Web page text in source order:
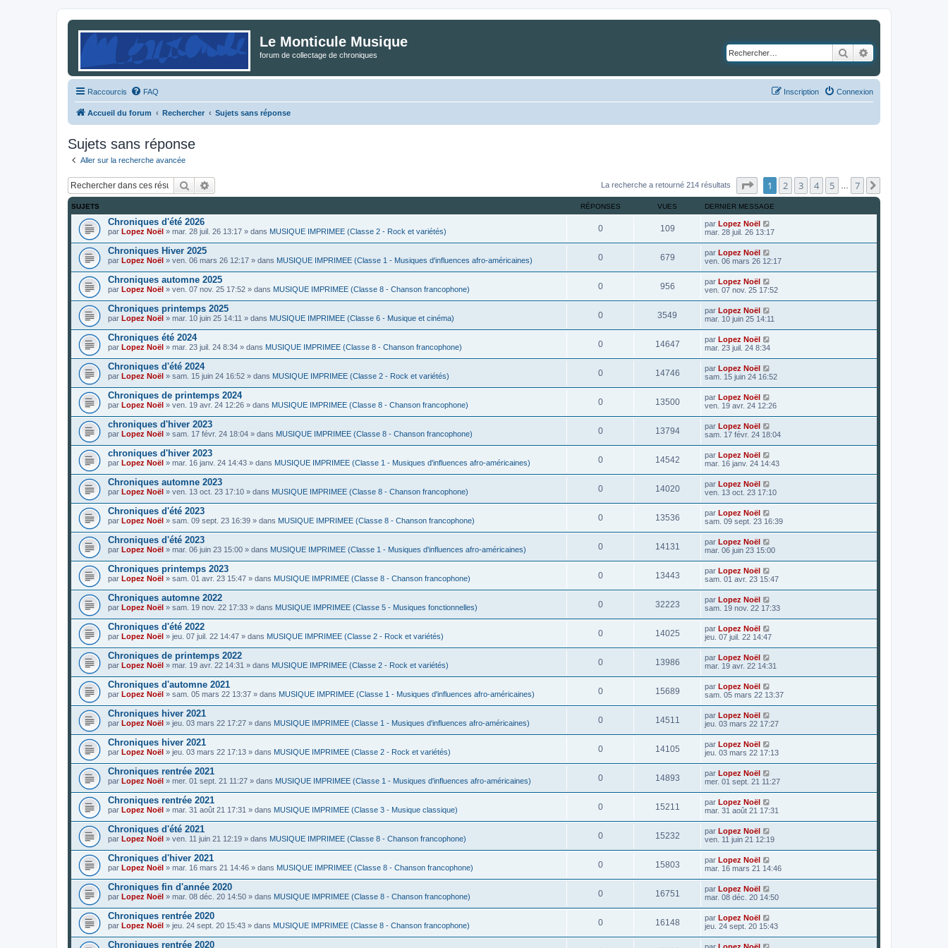
Le Monticule Musique
forum de collectage de chroniques Rechercher
Raccourcis FAQ Connexion
Inscription
Accueil du forum Rechercher Sujets sans réponse
Sujets sans réponse
Aller sur la recherche avancée
Rechercher La recherche a retourné 214 résultats Page sur 7
1 2 3 4 5 7
SUJETS RÉPONSES VUES DERNIER MESSAGE
Chroniques d'été 2026
par Lopez Noël » mar. 28 juil. 26 13:17 » dans MUSIQUE IMPRIMEE (Classe 2 - Rock et variétés) 0 109 par Lopez Noël
mar. 28 juil. 26 13:17
Chroniques Hiver 2025
par Lopez Noël » ven. 06 mars 26 12:17 » dans MUSIQUE IMPRIMEE (Classe 1 - Musiques d'influences afro-américaines) 0 679 par Lopez Noël
ven. 06 mars 26 12:17
Chroniques automne 2025
par Lopez Noël » ven. 07 nov. 25 17:52 » dans MUSIQUE IMPRIMEE (Classe 8 - Chanson francophone) 0 956 par Lopez Noël
ven. 07 nov. 25 17:52
Chroniques printemps 2025
par Lopez Noël » mar. 10 juin 25 14:11 » dans MUSIQUE IMPRIMEE (Classe 6 - Musique et cinéma) 0 3549 par Lopez Noël
mar. 10 juin 25 14:11
Chroniques été 2024
par Lopez Noël » mar. 23 juil. 24 8:34 » dans MUSIQUE IMPRIMEE (Classe 8 - Chanson francophone) 0 14647 par Lopez Noël
mar. 23 juil. 24 8:34
Chroniques d'été 2024
par Lopez Noël » sam. 15 juin 24 16:52 » dans MUSIQUE IMPRIMEE (Classe 2 - Rock et variétés) 0 14746 par Lopez Noël
sam. 15 juin 24 16:52
Chroniques de printemps 2024
par Lopez Noël » ven. 19 avr. 24 12:26 » dans MUSIQUE IMPRIMEE (Classe 8 - Chanson francophone) 0 13500 par Lopez Noël
ven. 19 avr. 24 12:26
chroniques d'hiver 2023
par Lopez Noël » sam. 17 févr. 24 18:04 » dans MUSIQUE IMPRIMEE (Classe 8 - Chanson francophone) 0 13794 par Lopez Noël
sam. 17 févr. 24 18:04
chroniques d'hiver 2023
par Lopez Noël » mar. 16 janv. 24 14:43 » dans MUSIQUE IMPRIMEE (Classe 1 - Musiques d'influences afro-américaines) 0 14542 par Lopez Noël
mar. 16 janv. 24 14:43
Chroniques automne 2023
par Lopez Noël » ven. 13 oct. 23 17:10 » dans MUSIQUE IMPRIMEE (Classe 8 - Chanson francophone) 0 14020 par Lopez Noël
ven. 13 oct. 23 17:10
Chroniques d'été 2023
par Lopez Noël » sam. 09 sept. 23 16:39 » dans MUSIQUE IMPRIMEE (Classe 8 - Chanson francophone) 0 13536 par Lopez Noël
sam. 09 sept. 23 16:39
Chroniques d'été 2023
par Lopez Noël » mar. 06 juin 23 15:00 » dans MUSIQUE IMPRIMEE (Classe 1 - Musiques d'influences afro-américaines) 0 14131 par Lopez Noël
mar. 06 juin 23 15:00
Chroniques printemps 2023
par Lopez Noël » sam. 01 avr. 23 15:47 » dans MUSIQUE IMPRIMEE (Classe 8 - Chanson francophone) 0 13443 par Lopez Noël
sam. 01 avr. 23 15:47
Chroniques automne 2022
par Lopez Noël » sam. 19 nov. 22 17:33 » dans MUSIQUE IMPRIMEE (Classe 5 - Musiques fonctionnelles) 0 32223 par Lopez Noël
sam. 19 nov. 22 17:33
Chroniques d'été 2022
par Lopez Noël » jeu. 07 juil. 22 14:47 » dans MUSIQUE IMPRIMEE (Classe 2 - Rock et variétés) 0 14025 par Lopez Noël
jeu. 07 juil. 22 14:47
Chroniques de printemps 2022
par Lopez Noël » mar. 19 avr. 22 14:31 » dans MUSIQUE IMPRIMEE (Classe 2 - Rock et variétés) 0 13986 par Lopez Noël
mar. 19 avr. 22 14:31
Chroniques d'automne 2021
par Lopez Noël » sam. 05 mars 22 13:37 » dans MUSIQUE IMPRIMEE (Classe 1 - Musiques d'influences afro-américaines) 0 15689 par Lopez Noël
sam. 05 mars 22 13:37
Chroniques hiver 2021
par Lopez Noël » jeu. 03 mars 22 17:27 » dans MUSIQUE IMPRIMEE (Classe 1 - Musiques d'influences afro-américaines) 0 14511 par Lopez Noël
jeu. 03 mars 22 17:27
Chroniques hiver 2021
par Lopez Noël » jeu. 03 mars 22 17:13 » dans MUSIQUE IMPRIMEE (Classe 2 - Rock et variétés) 0 14105 par Lopez Noël
jeu. 03 mars 22 17:13
Chroniques rentrée 2021
par Lopez Noël » mer. 01 sept. 21 11:27 » dans MUSIQUE IMPRIMEE (Classe 1 - Musiques d'influences afro-américaines) 0 14893 par Lopez Noël
mer. 01 sept. 21 11:27
Chroniques rentrée 2021
par Lopez Noël » mar. 31 août 21 17:31 » dans MUSIQUE IMPRIMEE (Classe 3 - Musique classique) 0 15211 par Lopez Noël
mar. 31 août 21 17:31
Chroniques d'été 2021
par Lopez Noël » ven. 11 juin 21 12:19 » dans MUSIQUE IMPRIMEE (Classe 8 - Chanson francophone) 0 15232 par Lopez Noël
ven. 11 juin 21 12:19
Chroniques d'hiver 2021
par Lopez Noël » mar. 16 mars 21 14:46 » dans MUSIQUE IMPRIMEE (Classe 8 - Chanson francophone) 0 15803 par Lopez Noël
mar. 16 mars 21 14:46
Chroniques fin d'année 2020
par Lopez Noël » mar. 08 déc. 20 14:50 » dans MUSIQUE IMPRIMEE (Classe 8 - Chanson francophone) 0 16751 par Lopez Noël
mar. 08 déc. 20 14:50
Chroniques rentrée 2020
par Lopez Noël » jeu. 24 sept. 20 15:43 » dans MUSIQUE IMPRIMEE (Classe 8 - Chanson francophone) 0 16148 par Lopez Noël
jeu. 24 sept. 20 15:43
Chroniques rentrée 2020 par Lopez Noël